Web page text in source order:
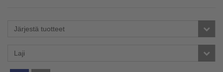
Järjestä tuotteet
Laji